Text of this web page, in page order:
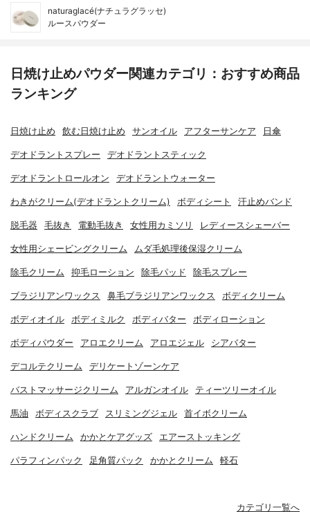
naturaglacé(ナチュラグラッセ)
ルースパウダー
日焼け止めパウダー関連カテゴリ：おすすめ商品
ランキング
日焼け止め 飲む日焼け止め サンオイル アフターサンケア 日傘
デオドラントスプレー デオドラントスティック
デオドラントロールオン デオドラントウォーター
わきがクリーム(デオドラントクリーム) ボディシート 汗止めバンド
脱毛器 毛抜き 電動毛抜き 女性用カミソリ レディースシェーバー
女性用シェービングクリーム ムダ毛処理後保湿クリーム
除毛クリーム 抑毛ローション 除毛パッド 除毛スプレー
ブラジリアンワックス 鼻毛ブラジリアンワックス ボディクリーム
ボディオイル ボディミルク ボディバター ボディローション
ボディパウダー アロエクリーム アロエジェル シアバター
デコルテクリーム デリケートゾーンケア
バストマッサージクリーム アルガンオイル ティーツリーオイル
馬油 ボディスクラブ スリミングジェル 首イボクリーム
ハンドクリーム かかとケアグッズ エアーストッキング
パラフィンパック 足角質パック かかとクリーム 軽石
カテゴリ一覧へ